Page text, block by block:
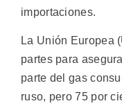
importaciones.
La Unión Europea
partes para
parte del gas
ruso, pero 75 por